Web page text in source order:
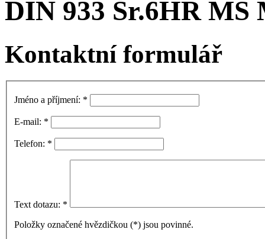
DIN 933 Šr.6HR MS
Kontaktní formulář
Jméno a příjmení: *
E-mail: *
Telefon: *
Text dotazu: *
Položky označené hvězdičkou (*) jsou povinné.